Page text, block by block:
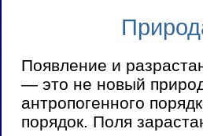
Появление и
— это не новый
антропогенного
порядок. Поля